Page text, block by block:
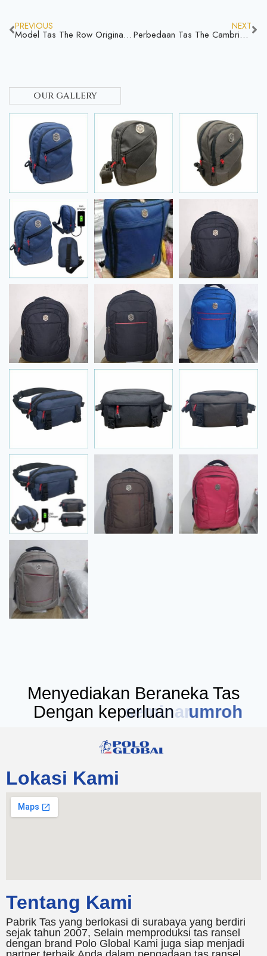
PREVIOUS
Model Tas The Row Original Dengan Desain Unik Apa Aja Mari Kita Simak
NEXT
Perbedaan Tas The Cambridge Satchel Apa Aja Kira Kira Jangan Ketinggalan
our gallery
Menyediakan Beraneka Tas
Dengan keperluan seminar
Lokasi Kami
Tentang Kami
Pabrik Tas yang berlokasi di surabaya yang berdiri
sejak tahun 2007, Selain memproduksi tas ransel
dengan brand Polo Global Kami juga siap menjadi